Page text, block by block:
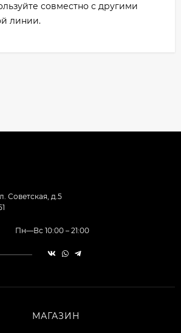
совместно с другими
линии.
Советская, д.5
Пн—Вс 10:00 – 21:00
МАГАЗИН